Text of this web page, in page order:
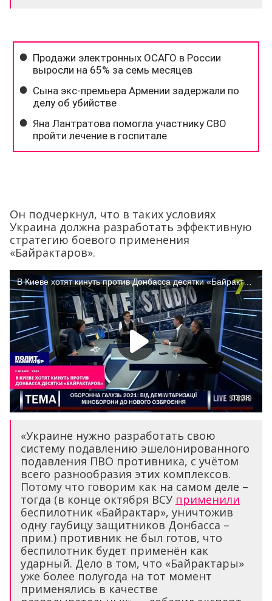
Он подчеркнул, что в таких условиях
Украина должна разработать эффективную
стратегию боевого применения
«Байрактаров».
«Украине нужно разработать свою
систему подавлению эшелонированного
подавления ПВО противника, с учётом
всего разнообразия этих комплексов.
Потому что говорим как на самом деле –
тогда (в конце октября ВСУ применили
беспилотник «Байрактар», уничтожив
одну гаубицу защитников Донбасса –
прим.) противник не был готов, что
беспилотник будет применён как
ударный. Дело в том, что «Байрактары»
уже более полугода на тот момент
применялись в качестве